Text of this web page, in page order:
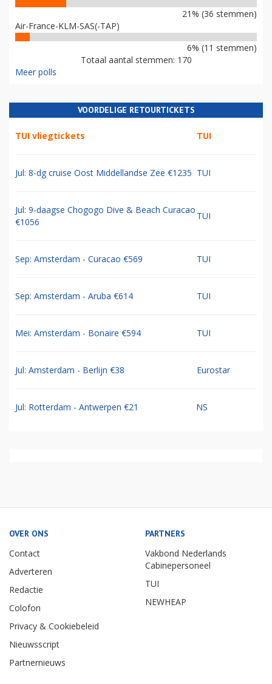
21% (36 stemmen)
Air-France-KLM-SAS(-TAP)
6% (11 stemmen)
Totaal aantal stemmen: 170
Meer polls
VOORDELIGE RETOURTICKETS
TUI vliegtickets TUI
Jul: 8-dg cruise Oost Middellandse Zee €1235 TUI
Jul: 9-daagse Chogogo Dive & Beach Curacao
€1056
TUI
Sep: Amsterdam - Curacao €569 TUI
Sep: Amsterdam - Aruba €614 TUI
Mei: Amsterdam - Bonaire €594 TUI
Jul: Amsterdam - Berlijn €38 Eurostar
Jul: Rotterdam - Antwerpen €21 NS
OVER ONS
Contact
Adverteren
Redactie
Colofon
Privacy & Cookiebeleid
Nieuwsscript
Partnernieuws
PARTNERS
Vakbond Nederlands
Cabinepersoneel
TUI
NEWHEAP